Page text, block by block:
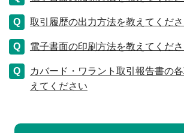
取引履歴の出力方法を教えてくださ
電子書面の印刷方法を教えてくださ
カバード・ワラント取引報告書の
えてください